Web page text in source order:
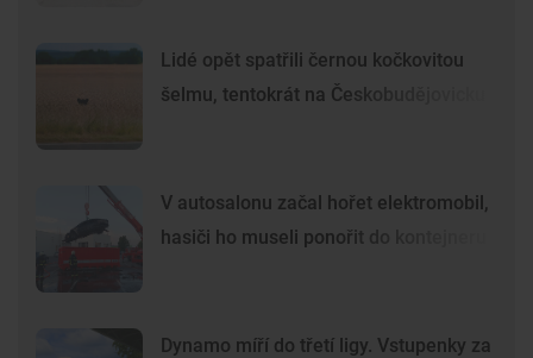
Lidé opět spatřili černou kočkovitou
šelmu, tentokrát na Českobudějovicku
V autosalonu začal hořet elektromobil,
hasiči ho museli ponořit do kontejneru
Dynamo míří do třetí ligy. Vstupenky za